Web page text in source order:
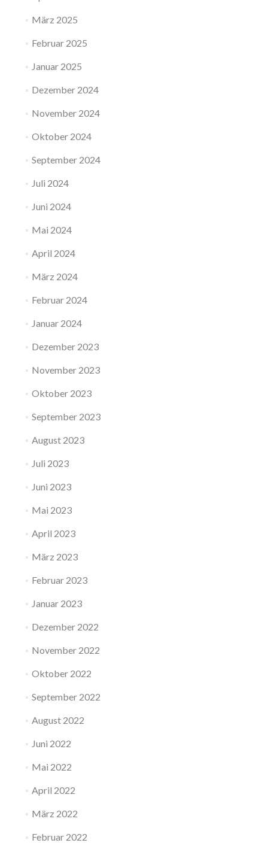
März 2025
Februar 2025
Januar 2025
Dezember 2024
November 2024
Oktober 2024
September 2024
Juli 2024
Juni 2024
Mai 2024
April 2024
März 2024
Februar 2024
Januar 2024
Dezember 2023
November 2023
Oktober 2023
September 2023
August 2023
Juli 2023
Juni 2023
Mai 2023
April 2023
März 2023
Februar 2023
Januar 2023
Dezember 2022
November 2022
Oktober 2022
September 2022
August 2022
Juni 2022
Mai 2022
April 2022
März 2022
Februar 2022